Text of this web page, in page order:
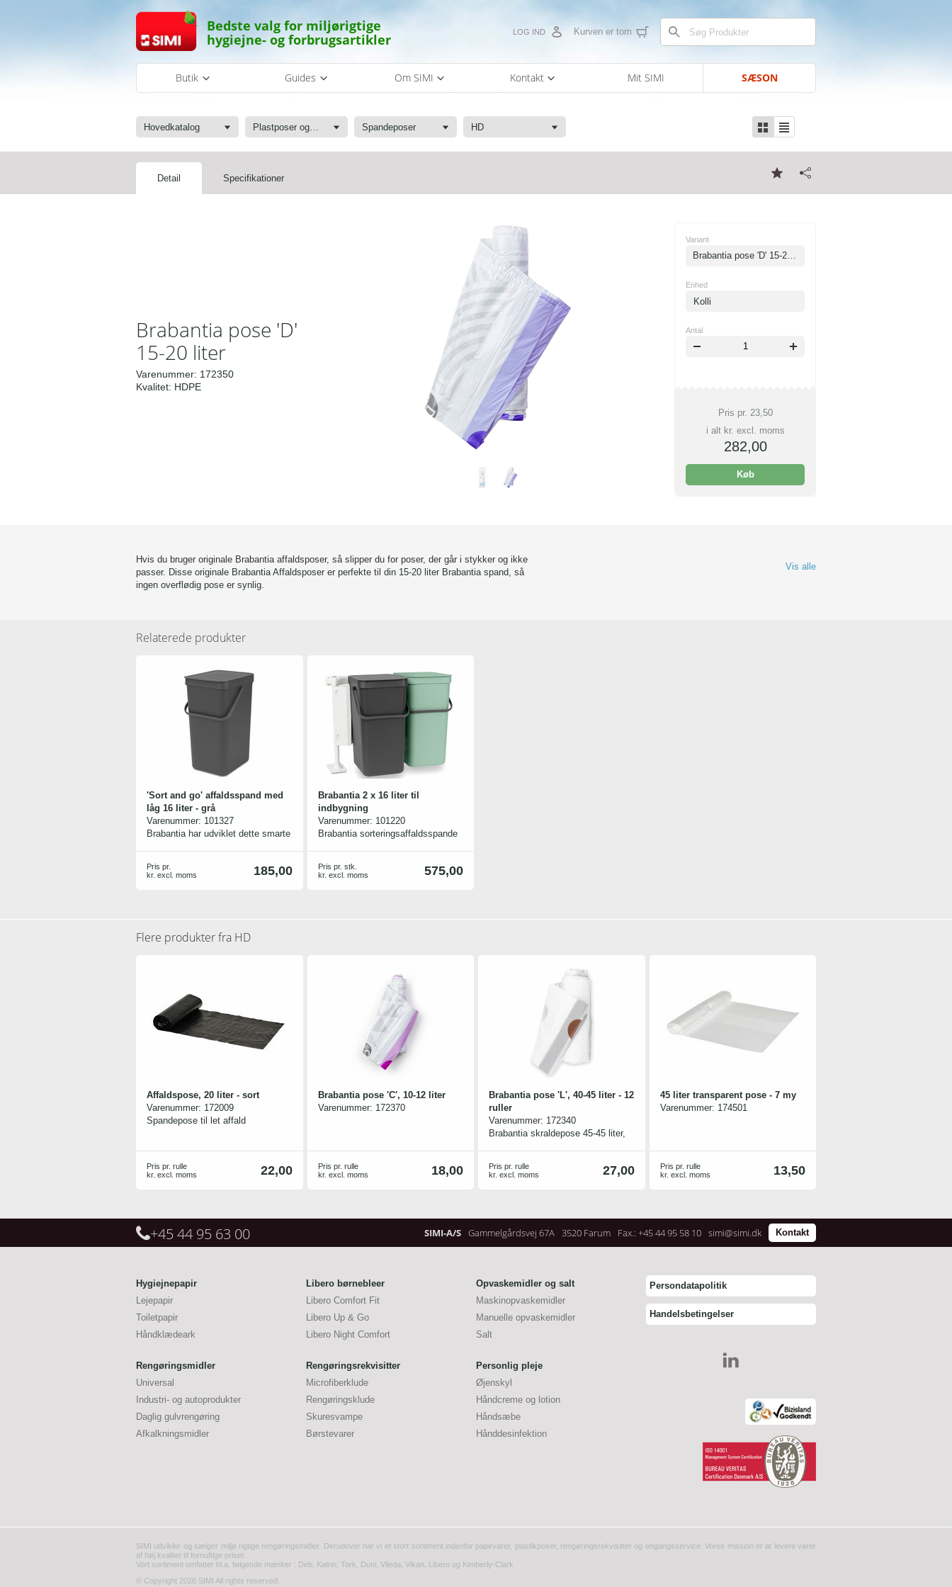
Bedste valg for miljørigtige
hygiejne- og forbrugsartikler
Kurven er tom
LOG IND
Butik Guides Om SIMI Kontakt Mit SIMI SÆSON
Hovedkatalog Plastposer og sække Spandeposer HD
Detail Specifikationer
Brabantia pose 'D'
15-20 liter
Varenummer: 172350
Kvalitet: HDPE
Variant
Brabantia pose 'D' 15-20 liter
Enhed
Kolli
Antal
Pris pr. 23,50
i alt kr. excl. moms
282,00
Køb
Vis alle
Hvis du bruger originale Brabantia affaldsposer, så slipper du for poser, der går i stykker og ikke
passer. Disse originale Brabantia Affaldsposer er perfekte til din 15-20 liter Brabantia spand, så
ingen overflødig pose er synlig.
Relaterede produkter
'Sort and go' affaldsspand med
låg 16 liter - grå
Varenummer: 101327
Brabantia har udviklet dette smarte
Affaldsspandene fås i tre
vægbeslag, så spandene nemt kan
Spandene tåler opvaskemaskine
Leveringstid: 8-10 dage
185,00
Pris pr.
kr. excl. moms
Brabantia 2 x 16 liter til
indbygning
Varenummer: 101220
Brabantia sorteringsaffaldsspande
affaldssortering, så du kan derfor
Højde 43.0 cm Bredde 55.0 cm
575,00
Pris pr. stk.
kr. excl. moms
Flere produkter fra HD
Affaldspose, 20 liter - sort
Varenummer: 172009
Spandepose til let affald
22,00
Pris pr. rulle
kr. excl. moms
Brabantia pose 'C', 10-12 liter
Varenummer: 172370
18,00
Pris pr. rulle
kr. excl. moms
Brabantia pose 'L', 40-45 liter - 12
ruller
Varenummer: 172340
Brabantia skraldepose 45-45 liter,
27,00
Pris pr. rulle
kr. excl. moms
45 liter transparent pose - 7 my
Varenummer: 174501
13,50
Pris pr. rulle
kr. excl. moms
+45 44 95 63 00 Kontakt
simi@simi.dk
Fax.: +45 44 95 58 10
3520 Farum
Gammelgårdsvej 67A
SIMI-A/S
Hygiejnepapir
Lejepapir
Toiletpapir
Håndklædeark
Libero børnebleer
Libero Comfort Fit
Libero Up & Go
Libero Night Comfort
Opvaskemidler og salt
Maskinopvaskemidler
Manuelle opvaskemidler
Salt
Rengøringsmidler
Universal
Industri- og autoprodukter
Daglig gulvrengøring
Afkalkningsmidler
Rengøringsrekvisitter
Microfiberklude
Rengøringsklude
Skuresvampe
Børstevarer
Personlig pleje
Øjenskyl
Håndcreme og lotion
Håndsæbe
Hånddesinfektion
Persondatapolitik
Handelsbetingelser
SIMI udvikler og sælger miljø rigtige rengøringsmidler. Derudover har vi et stort sortiment indenfor papirvarer, plastikposer, rengøringsrekvisitter og engangsservice. Vores mission er at levere varer
af høj kvalitet til fornuftige priser.
Vort sortiment omfatter bl.a. følgende mærker : Deb, Katrin, Tork, Duni, Vileda, Vikan, Libero og Kimberly-Clark
© Copyright 2026 SIMI All rights reserved.